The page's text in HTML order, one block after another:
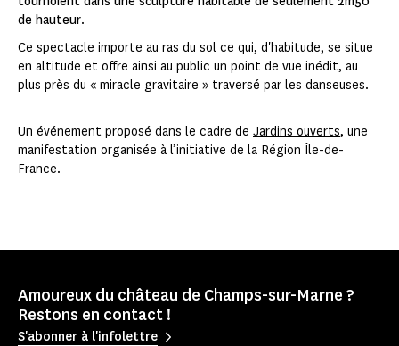
de hauteur.
Ce spectacle importe au ras du sol ce qui, d'habitude, se situe
en altitude et offre ainsi au public un point de vue inédit, au
plus près du « miracle gravitaire » traversé par les danseuses.
Un événement proposé dans le cadre de Jardins ouverts, une
manifestation organisée à l’initiative de la Région Île-de-
France.
Amoureux du château de Champs-sur-Marne ?
Restons en contact !
S'abonner à l'infolettre